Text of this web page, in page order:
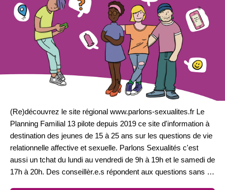
(Re)découvrez le site régional www.parlons-sexualites.fr Le
Planning Familial 13 pilote depuis 2019 ce site d'information à
destination des jeunes de 15 à 25 ans sur les questions de vie
relationnelle affective et sexuelle. Parlons Sexualités c'est
aussi un tchat du lundi au vendredi de 9h à 19h et le samedi de
17h à 20h. Des conseillèr.e.s répondent aux questions sans …